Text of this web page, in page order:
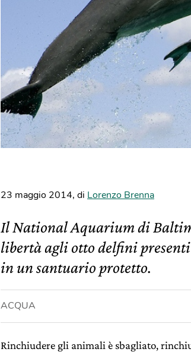
23 maggio 2014, di Lorenzo Brenna
Il National Aquarium di
libertà agli otto delfini
in un santuario protetto.
ACQUA
Rinchiudere gli animali è sbagliato,